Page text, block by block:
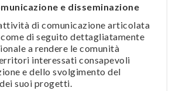
e disseminazione
di comunicazione articolata
di seguito dettagliatamente
a rendere le comunità
interessati consapevoli
e dello svolgimento del
suoi progetti.